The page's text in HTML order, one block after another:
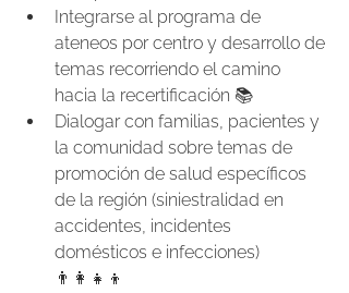
Integrarse al programa de
ateneos por centro y desarrollo de
temas recorriendo el camino
hacia la recertificación 📚
Dialogar con familias, pacientes y
la comunidad sobre temas de
promoción de salud específicos
de la región (siniestralidad en
accidentes, incidentes
domésticos e infecciones)
👨‍👩‍👧‍👦